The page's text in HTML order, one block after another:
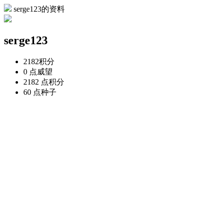
serge123的资料
serge123
2182积分
0 点威望
2182 点积分
60 点种子